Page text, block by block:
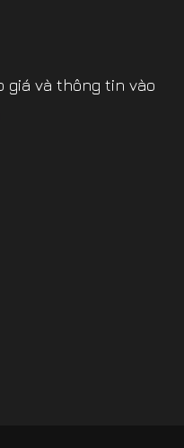
giá và thông tin vào